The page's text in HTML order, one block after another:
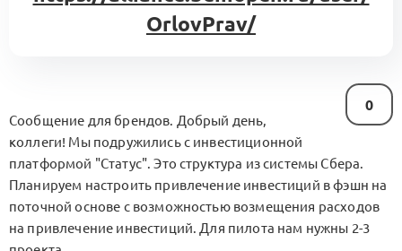
OrlovPrav/
0
Сообщение для брендов. Добрый день,
коллеги! Мы подружились с инвестиционной
платформой "Статус". Это структура из системы Сбера.
Планируем настроить привлечение инвестиций в фэшн на
поточной основе с возможностью возмещения расходов
на привлечение инвестиций. Для пилота нам нужны 2-3